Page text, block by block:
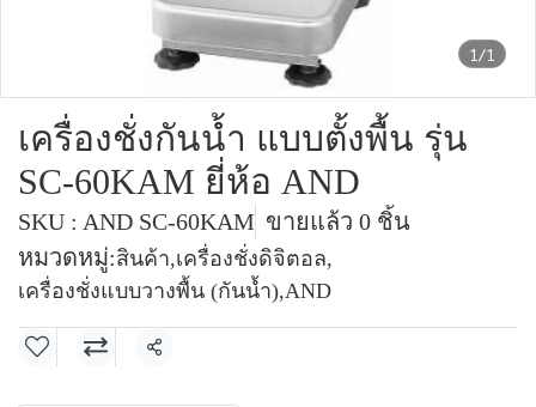
1/1
เครื่องชั่งกันน้ำ แบบตั้งพื้น รุ่น
SC-60KAM ยี่ห้อ AND
SKU : AND SC-60KAM ขายแล้ว 0 ชิ้น
หมวดหมู่:สินค้า,เครื่องชั่งดิจิตอล,
เครื่องชั่งแบบวางพื้น (กันน้ำ),AND
แชร์